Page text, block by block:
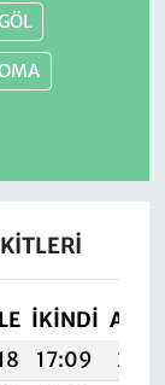
İKINDI
17:09